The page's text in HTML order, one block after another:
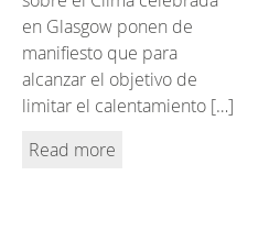
en Glasgow ponen de
manifiesto que para
alcanzar el objetivo de
limitar el calentamiento […]
Read more